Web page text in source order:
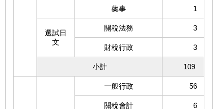
藥事 1
選試日
文
關稅法務 3
財稅行政 3
小計 109
一般行政 56
關稅會計 6